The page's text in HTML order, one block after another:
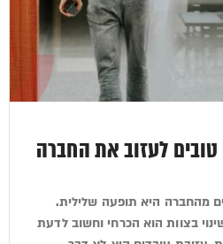
טובים לעזוב את החברה
מהחברה היא תופעה שלילית.
בצוות הוא הכרחי וחשוב לדעת